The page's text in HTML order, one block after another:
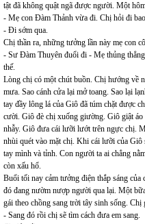
tật đã không quật ngã được người. Một
- Mẹ con Đàm Thảnh vừa đi. Chị hỏi đi
- Đi sớm qua.
Chị thần ra, những tưởng lần này mẹ con
- Sư Đàm Thuyên đuổi đi - Mẹ thủng
thế.
Lòng chị có một chút buồn. Chị hướng về
mưa. Sao cánh cửa lại mở toang. Sao lại
tay đầy lông lá của Giô đã túm chặt được
cười. Giô đè chị xuống giường. Giô giật
nhẫy. Giô đưa cái lưỡi lướt trên ngực chị.
nhùi quét vào mặt chị. Khi cái lưỡi của Giô
tay mình và tỉnh. Con người ta ai chẳng
còn xấu hổ.
Buổi tối nay cảm tưởng điện thắp sáng của
đó đang nườm nượp người qua lại. Một
gái theo chồng sang trời tây sinh sống. Chị
- Sang đó rồi chị sẽ tìm cách đưa em sang.